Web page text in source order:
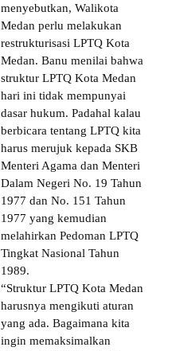
menyebutkan, Walikota
Medan perlu melakukan
restrukturisasi LPTQ Kota
Medan. Banu menilai bahwa
struktur LPTQ Kota Medan
hari ini tidak mempunyai
dasar hukum. Padahal kalau
berbicara tentang LPTQ kita
harus merujuk kepada SKB
Menteri Agama dan Menteri
Dalam Negeri No. 19 Tahun
1977 dan No. 151 Tahun
1977 yang kemudian
melahirkan Pedoman LPTQ
Tingkat Nasional Tahun
1989.
“Struktur LPTQ Kota Medan
harusnya mengikuti aturan
yang ada. Bagaimana kita
ingin memaksimalkan